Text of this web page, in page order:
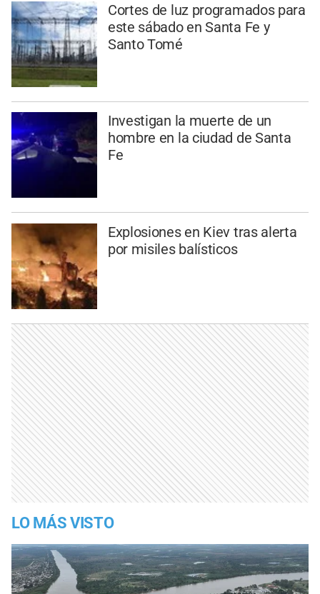
Cortes de luz programados para
este sábado en Santa Fe y
Santo Tomé
Investigan la muerte de un
hombre en la ciudad de Santa
Fe
Explosiones en Kiev tras alerta
por misiles balísticos
LO MÁS VISTO